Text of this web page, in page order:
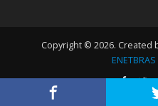
Copyright © 2026. Created